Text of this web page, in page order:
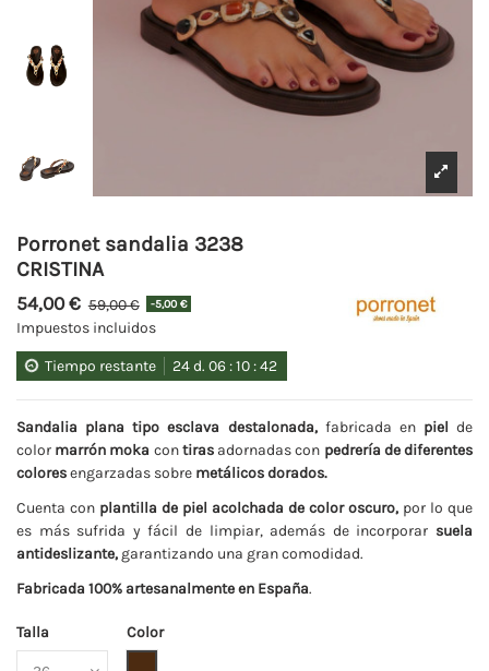
Porronet sandalia 3238
CRISTINA
54,00 € 59,00 € -5,00 €
Impuestos incluidos
Tiempo restante 24d. 06 :10 :42
Sandalia plana tipo esclava destalonada, fabricada enpiel de
color marrón moka contirasadornadas con pedrería de diferentes
coloresengarzadas sobre metálicos dorados.
Cuenta con plantilla de piel acolchada de color oscuro, por lo que
es más sufrida y fácil de limpiar, además de incorporar suela
antideslizante, garantizando una gran comodidad.
Fabricada 100% artesanalmente en España.
Talla
Color